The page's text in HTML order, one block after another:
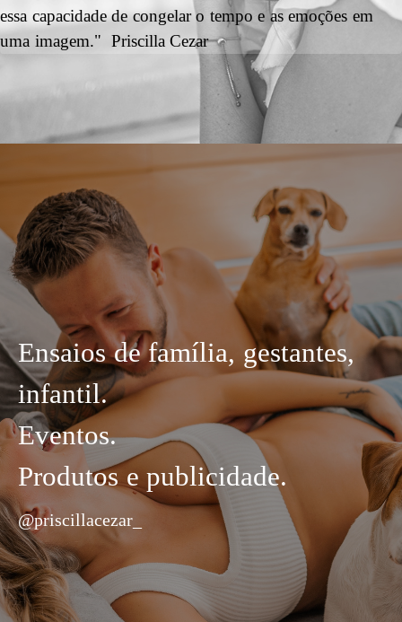
essa capacidade de congelar o tempo e as emoções em
uma imagem." Priscilla Cezar
Ensaios de família, gestantes,
infantil.
Eventos.
Produtos e publicidade.
@priscillacezar_